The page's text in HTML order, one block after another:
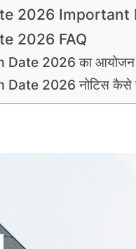
2026 Important
2026 FAQ
2026 का आयोजन
Date 2026 नोटिस